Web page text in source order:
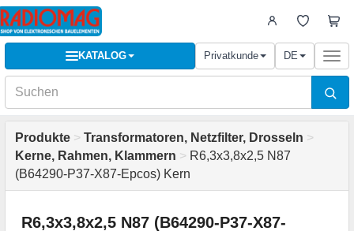
KATALOG Privatkunde DE
Produkte > Transformatoren, Netzfilter, Drosseln >
Kerne, Rahmen, Klammern > R6,3x3,8x2,5 N87
(B64290-P37-X87-Epcos) Kern
R6,3x3,8x2,5 N87 (B64290-P37-X87-